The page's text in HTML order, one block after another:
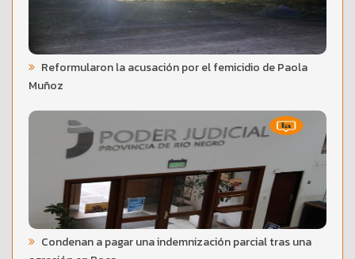
Reformularon la acusación por el femicidio de Paola
Muñoz
Condenan a pagar una indemnización parcial tras una